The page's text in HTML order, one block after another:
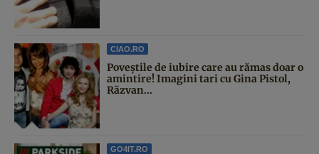
CIAO.RO
Poveştile de iubire care au rămas doar o
amintire! Imagini tari cu Gina Pistol,
Răzvan...
GO4IT.RO